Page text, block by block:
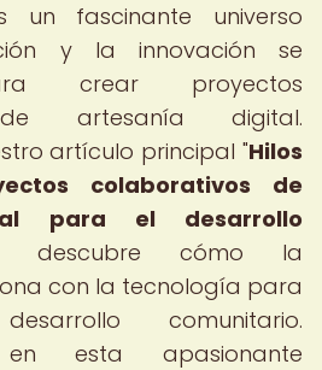
un fascinante universo
y la innovación se
crear proyectos
artesanía digital.
artículo principal "Hilos
colaborativos de
para el desarrollo
cómo la
con la tecnología para
comunitario.
en esta apasionante